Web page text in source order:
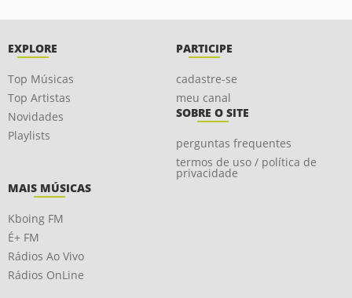
EXPLORE
Top Músicas
Top Artistas
Novidades
Playlists
PARTICIPE
cadastre-se
meu canal
SOBRE O SITE
perguntas frequentes
termos de uso / política de
privacidade
MAIS MÚSICAS
Kboing FM
É+ FM
Rádios Ao Vivo
Rádios OnLine